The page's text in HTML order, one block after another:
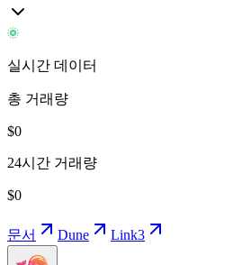
실시간 데이터
총 거래량
$0
24시간 거래량
$0
문서 Dune Link3